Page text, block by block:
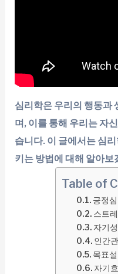
심리학은 우리의 행동과
며, 이를 통해 우리는 자
습니다. 이 글에서는 심
키는 방법에 대해 알아보
Table of
긍정
스트
자기
인간
목표
자기